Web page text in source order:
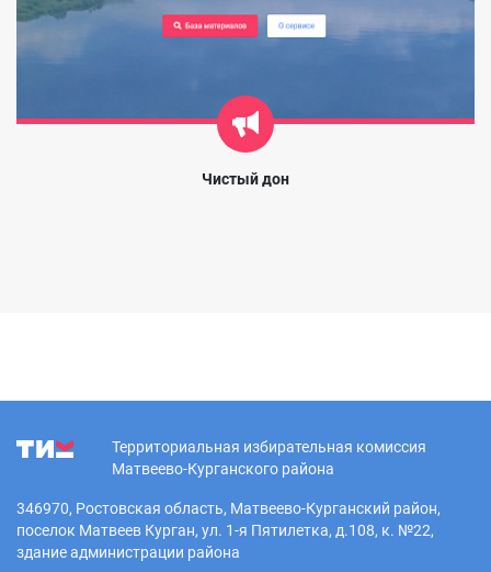
Чистый дон
Территориальная избирательная комиссия
Матвеево-Курганского района
346970, Ростовская область, Матвеево-Курганский район,
поселок Матвеев Курган, ул. 1-я Пятилетка, д.108, к. №22,
здание администрации района